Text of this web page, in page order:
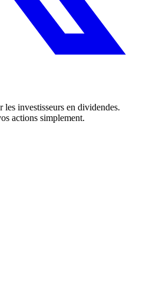
investisseurs en dividendes.
actions simplement.